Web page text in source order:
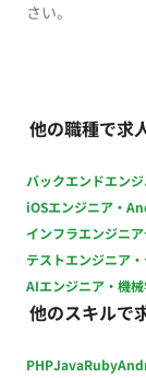
さい。
他の職種で求
バックエンドエン
iOSエンジニア・
インフラエンジニア
テストエンジニア
AIエンジニア・機
他のスキルで
PHPJavaRuby